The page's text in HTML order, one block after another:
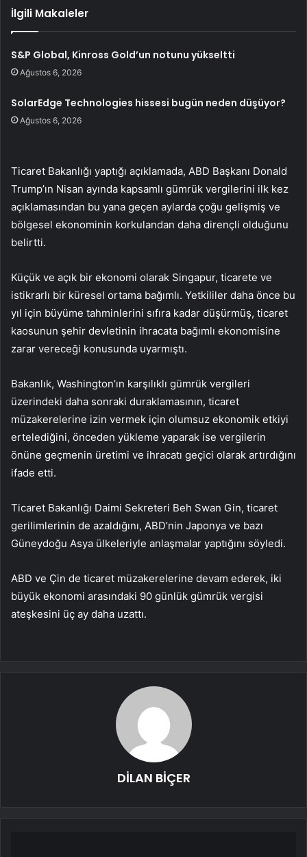
İlgili Makaleler
S&P Global, Kinross Gold’un notunu yükseltti
Ağustos 6, 2026
SolarEdge Technologies hissesi bugün neden düşüyor?
Ağustos 6, 2026
Ticaret Bakanlığı yaptığı açıklamada, ABD Başkanı Donald
Trump’ın Nisan ayında kapsamlı gümrük vergilerini ilk kez
açıklamasından bu yana geçen aylarda çoğu gelişmiş ve
bölgesel ekonominin korkulandan daha dirençli olduğunu
belirtti.
Küçük ve açık bir ekonomi olarak Singapur, ticarete ve
istikrarlı bir küresel ortama bağımlı. Yetkililer daha önce bu
yıl için büyüme tahminlerini sıfıra kadar düşürmüş, ticaret
kaosunun şehir devletinin ihracata bağımlı ekonomisine
zarar vereceği konusunda uyarmıştı.
Bakanlık, Washington’ın karşılıklı gümrük vergileri
üzerindeki daha sonraki duraklamasının, ticaret
müzakerelerine izin vermek için olumsuz ekonomik etkiyi
ertelediğini, önceden yükleme yaparak ise vergilerin
önüne geçmenin üretimi ve ihracatı geçici olarak artırdığını
ifade etti.
Ticaret Bakanlığı Daimi Sekreteri Beh Swan Gin, ticaret
gerilimlerinin de azaldığını, ABD’nin Japonya ve bazı
Güneydoğu Asya ülkeleriyle anlaşmalar yaptığını söyledi.
ABD ve Çin de ticaret müzakerelerine devam ederek, iki
büyük ekonomi arasındaki 90 günlük gümrük vergisi
ateşkesini üç ay daha uzattı.
DİLAN BİÇER